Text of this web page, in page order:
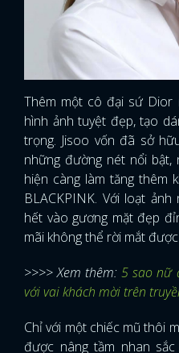
Thêm một cô đại sứ
hình ảnh tuyệt đẹp, tạo
trọng. Jisoo vốn đã sở
những đường nét nổi bật,
hiện càng làm tăng thêm
BLACKPINK. Với loạt
hết vào gương mặt đẹp
mãi không thể rời mắt
>>>> Xem thêm:5 sao nữ
với vai khách mời trên
Chỉ với một chiếc mũ thôi
được nâng tầm nhan